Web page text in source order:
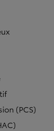
(PCS)